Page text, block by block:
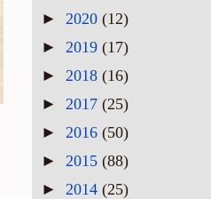
► 2020 (12)
► 2019 (17)
► 2018 (16)
► 2017 (25)
► 2016 (50)
► 2015 (88)
► 2014 (25)